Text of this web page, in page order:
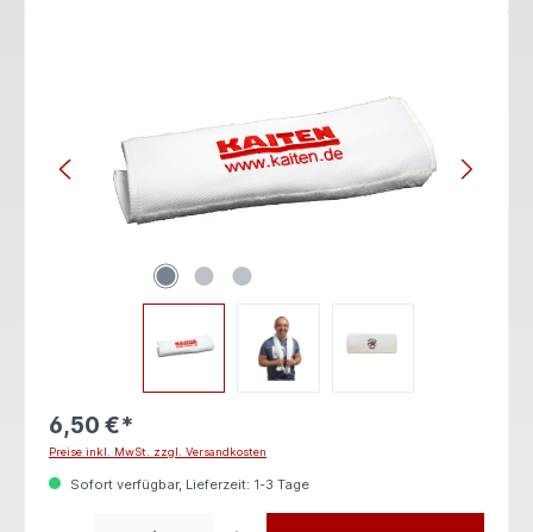
6,50 €*
Preise inkl. MwSt. zzgl. Versandkosten
Sofort verfügbar, Lieferzeit: 1-3 Tage